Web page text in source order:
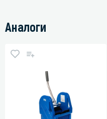
Аналоги